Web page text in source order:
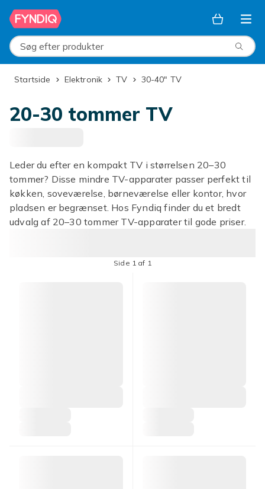
Spring til hovedindhold
Søg efter produkter
Startside Elektronik TV 30-40" TV
20-30 tommer TV
Leder du efter en kompakt TV i størrelsen 20–30
tommer? Disse mindre TV-apparater passer perfekt til
køkken, soveværelse, børneværelse eller kontor, hvor
pladsen er begrænset. Hos Fyndiq finder du et bredt
udvalg af 20–30 tommer TV-apparater til gode priser.
Side 1 af 1